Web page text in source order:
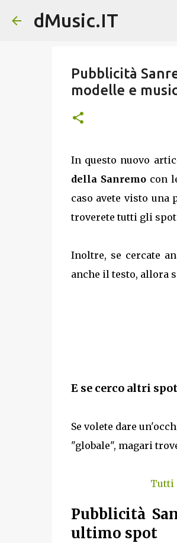
dMusic.IT
Pubblicità
modelle e
In questo nuovo
della Sanremocon
caso avete visto una
troverete tutti gli spot
Inoltre, se cercate
anche il testo, allora
E se cerco altri
Se volete dare
"globale", magari
Tutti
Pubblicità
ultimo spot